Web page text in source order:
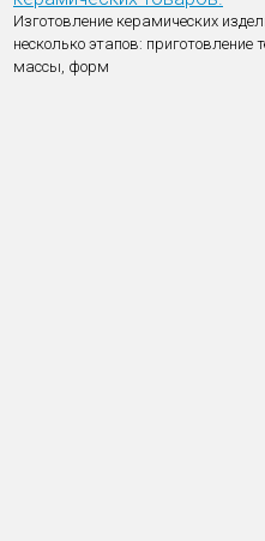
Изготовление керамических
несколько этапов: приготовление
массы, форм